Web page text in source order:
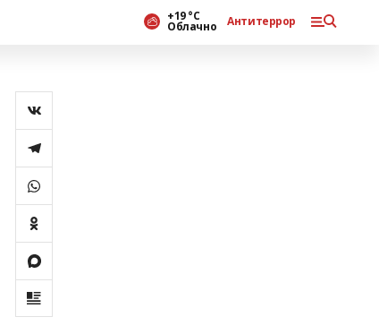
+19 °С
Облачно Антитеррор